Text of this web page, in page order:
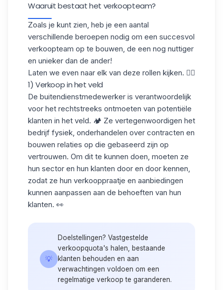
Waaruit bestaat het verkoopteam?
Zoals je kunt zien, heb je een aantal
verschillende beroepen nodig om een succesvol
verkoopteam op te bouwen, de een nog nuttiger
en unieker dan de ander!
Laten we even naar elk van deze rollen kijken. 👇🏼
1) Verkoop in het veld
De buitendienstmedewerker is verantwoordelijk
voor het rechtstreeks ontmoeten van potentiële
klanten in het veld. 🏕️ Ze vertegenwoordigen het
bedrijf fysiek, onderhandelen over contracten en
bouwen relaties op die gebaseerd zijn op
vertrouwen. Om dit te kunnen doen, moeten ze
hun sector en hun klanten door en door kennen,
zodat ze hun verkooppraatje en aanbiedingen
kunnen aanpassen aan de behoeften van hun
klanten. 👀
💡
Doelstellingen? Vastgestelde
verkoopquota's halen, bestaande
klanten behouden en aan
verwachtingen voldoen om een
regelmatige verkoop te garanderen.